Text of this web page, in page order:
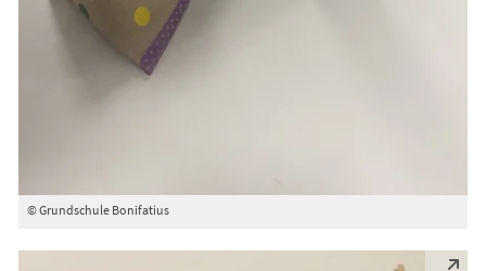
© Grundschule Bonifatius